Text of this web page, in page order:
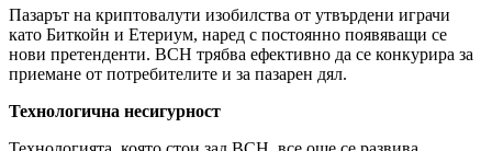
Пазарът на криптовалути изобилства от утвърдени играчи
като Биткойн и Етериум, наред с постоянно появяващи се
нови претенденти. BCH трябва ефективно да се конкурира за
приемане от потребителите и за пазарен дял.
Технологична несигурност